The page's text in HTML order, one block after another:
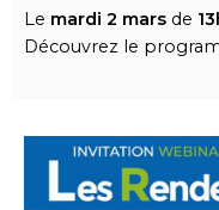
Le mardi 2 mars de
Découvrez le